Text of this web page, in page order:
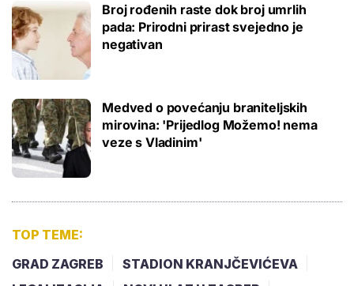
Broj rođenih raste dok broj umrlih
pada: Prirodni prirast svejedno je
negativan
Medved o povećanju braniteljskih
mirovina: 'Prijedlog Možemo! nema
veze s Vladinim'
TOP TEME:
GRAD ZAGREB
STADION KRANJČEVIĆEVA